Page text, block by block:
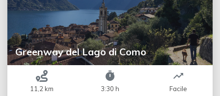
Greenway del Lago di Como
11,2 km 3:30 h Facile